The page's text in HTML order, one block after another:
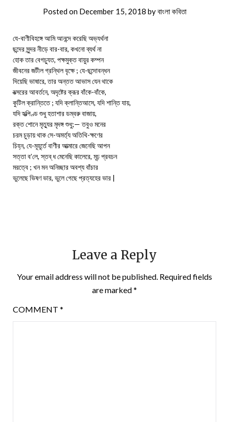
Posted on December 15, 2018 byবাংলা কবিতা
যে-বাণীবিহঙ্গে আমি আনন্দে করেছি অভ্যর্থনা
ছন্দের সুন্দর নীড়ে বার-বার, কখনো ব্যর্থ না
হোক তার বেগচ্যুত, পক্ষমুক্ত বায়ুর কম্পন
জীবনের জটীল গ্রন্থিল বৃক্ষে ; যে-ছন্দোবন্ধন
দিয়েছি ভাষারে, তার অন্তত আভাস যেন থাকে
বত্সরের আবর্তনে, অদৃষ্টের ক্রূর বাঁকে-বাঁকে,
কুটিল ক্রান্তিতে ; যদি ক্লান্তিআসে, যদি শান্তি যায়,
যদি হৃত্পিণ্ড শুধু হতাশার ডম্বরু বাজায়,
রক্ত শোনে মৃত্যুর মৃদঙ্গ শুধু;— তবুও মনের
চরম চুড়ায় থাক সে-অমর্ত্য অতিথি-ক্ষণের
চিহ্ন, যে-মূহূর্তে বাণীর আত্মারে জেনেছি আপন
সত্তা ব’লে, স্তব্ ধ মেনেছি কালেরে, মূঢ় প্রবচন
মরত্বে ; খন মন অনিচ্ছার অবশ্য বাঁচার
ভুলেছে ভিষণ ভার, ভুলে গেছে প্রত্যহের ভার |
Leave a Reply
Your email address will not be published. Required fields
are marked*
COMMENT *